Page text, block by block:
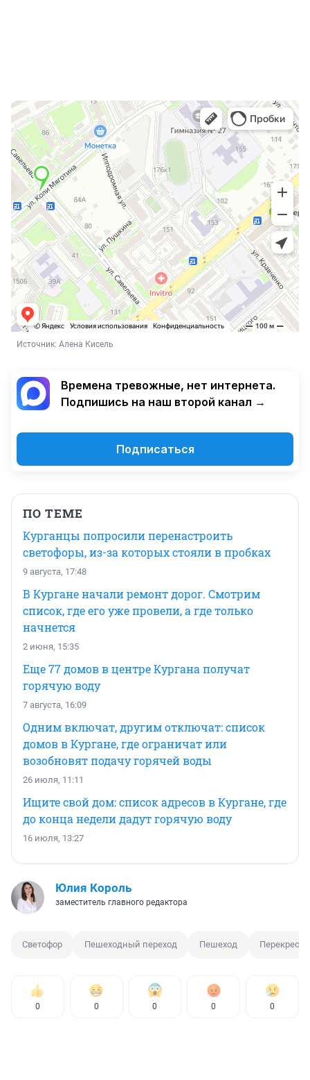
Источник: Алена Кисель
Времена тревожные, нет интернета.
Подпишись на наш второй канал →
Подписаться
ПО ТЕМЕ
Курганцы попросили перенастроить
светофоры, из-за которых стояли в пробках
9 августа, 17:48
В Кургане начали ремонт дорог. Смотрим
список, где его уже провели, а где только
начнется
2 июня, 15:35
Еще 77 домов в центре Кургана получат
горячую воду
7 августа, 16:09
Одним включат, другим отключат: список
домов в Кургане, где ограничат или
возобновят подачу горячей воды
26 июля, 11:11
Ищите свой дом: список адресов в Кургане, где
до конца недели дадут горячую воду
16 июля, 13:27
Юлия Король
заместитель главного редактора
Светофор Пешеходный переход Пешеход
0 0 0 0 0